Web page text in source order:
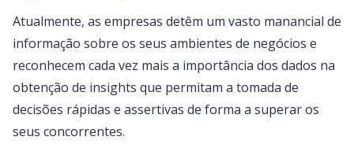
Atualmente, as empresas detêm um vasto manancial de
informação sobre os seus ambientes de negócios e
reconhecem cada vez mais a importância dos dados na
obtenção de insights que permitam a tomada de
decisões rápidas e assertivas de forma a superar os
seus concorrentes.